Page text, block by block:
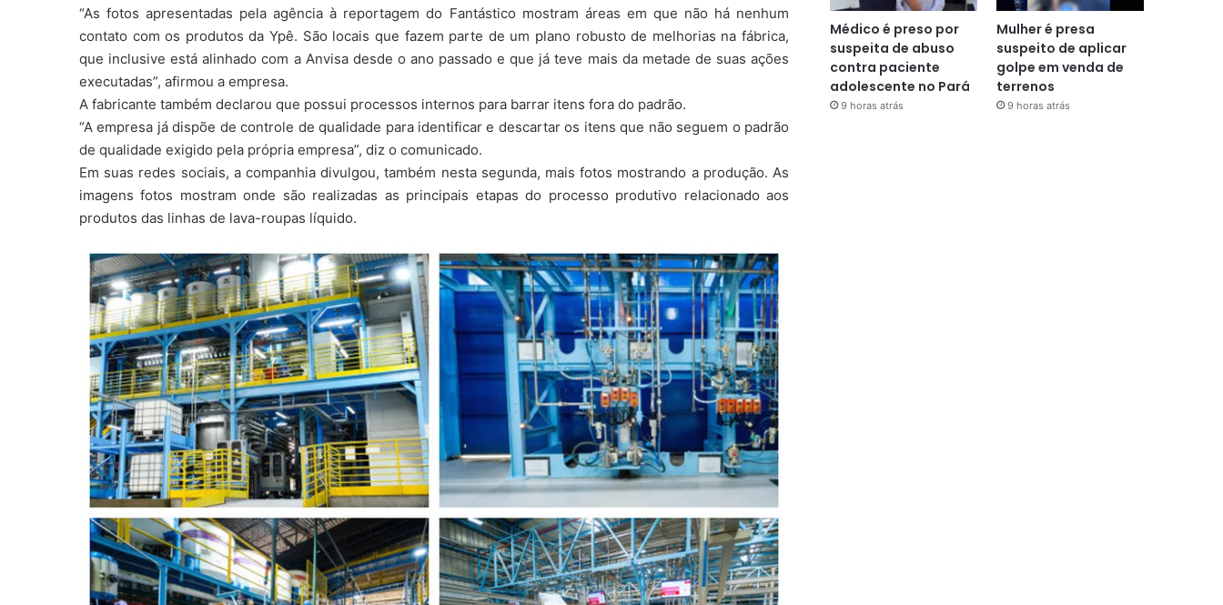
“As fotos apresentadas pela agência à reportagem do Fantástico mostram áreas em que não há nenhum
contato com os produtos da Ypê. São locais que fazem parte de um plano robusto de melhorias na fábrica,
que inclusive está alinhado com a Anvisa desde o ano passado e que já teve mais da metade de suas ações
executadas”, afirmou a empresa.
A fabricante também declarou que possui processos internos para barrar itens fora do padrão.
“A empresa já dispõe de controle de qualidade para identificar e descartar os itens que não seguem o padrão
de qualidade exigido pela própria empresa”, diz o comunicado.
Em suas redes sociais, a companhia divulgou, também nesta segunda, mais fotos mostrando a produção. As
imagens fotos mostram onde são realizadas as principais etapas do processo produtivo relacionado aos
produtos das linhas de lava-roupas líquido.
Médico é preso por
suspeita de abuso
contra paciente
adolescente no Pará
9 horas atrás
Mulher é presa
suspeito de aplicar
golpe em venda de
terrenos
9 horas atrás